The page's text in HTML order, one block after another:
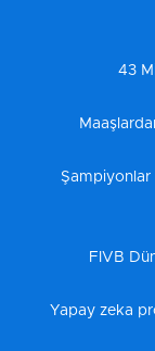
43
Şampiyonlar
FIVB
Yapay zeka